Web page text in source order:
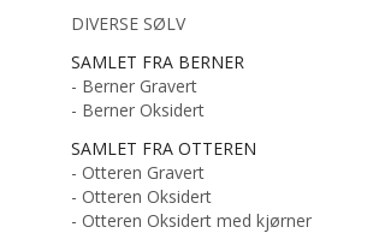
DIVERSE SØLV
SAMLET FRA BERNER
- Berner Gravert
- Berner Oksidert
SAMLET FRA OTTEREN
- Otteren Gravert
- Otteren Oksidert
- Otteren Oksidert med kjørner